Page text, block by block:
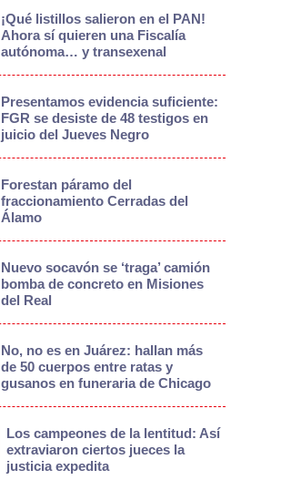
¡Qué listillos salieron en el PAN!
Ahora sí quieren una Fiscalía
autónoma… y transexenal
Presentamos evidencia suficiente:
FGR se desiste de 48 testigos en
juicio del Jueves Negro
Forestan páramo del
fraccionamiento Cerradas del
Álamo
Nuevo socavón se ‘traga’ camión
bomba de concreto en Misiones
del Real
No, no es en Juárez: hallan más
de 50 cuerpos entre ratas y
gusanos en funeraria de Chicago
Los campeones de la lentitud: Así
extraviaron ciertos jueces la
justicia expedita